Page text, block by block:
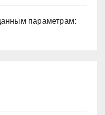
параметрам: